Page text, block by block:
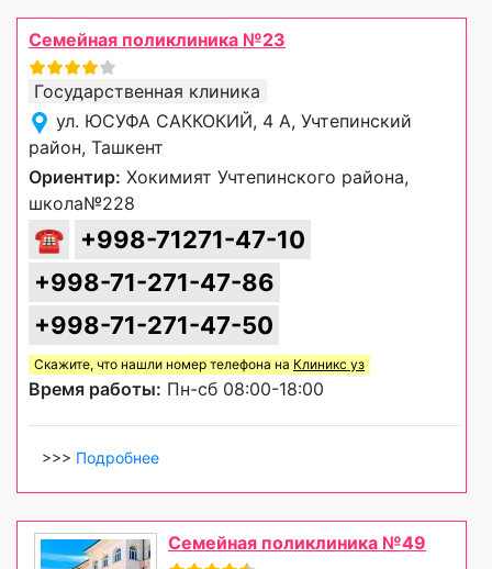
Семейная поликлиника №23
Государственная клиника
ул. ЮСУФА САККОКИЙ, 4 А, Учтепинский
район, Ташкент
Ориентир: Хокимият Учтепинского района,
школа№228
☎
+998-71271-47-10
+998-71-271-47-86
+998-71-271-47-50
Скажите, что нашли номер телефона на Клиникс уз
Время работы: Пн-сб 08:00-18:00
>>> Подробнее
Семейная поликлиника №49